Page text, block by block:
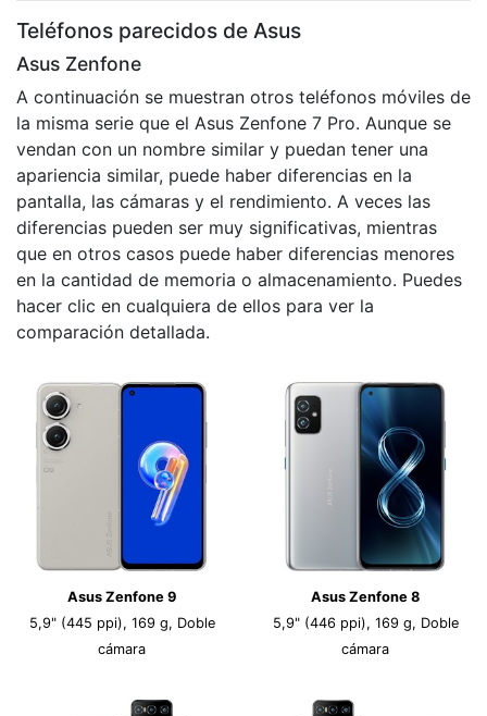
Teléfonos parecidos de Asus
Asus Zenfone
A continuación se muestran otros teléfonos móviles de
la misma serie que el Asus Zenfone 7 Pro. Aunque se
vendan con un nombre similar y puedan tener una
apariencia similar, puede haber diferencias en la
pantalla, las cámaras y el rendimiento. A veces las
diferencias pueden ser muy significativas, mientras
que en otros casos puede haber diferencias menores
en la cantidad de memoria o almacenamiento. Puedes
hacer clic en cualquiera de ellos para ver la
comparación detallada.
Asus Zenfone 9
5,9" (445 ppi), 169 g, Doble
cámara
Asus Zenfone 8
5,9" (446 ppi), 169 g, Doble
cámara